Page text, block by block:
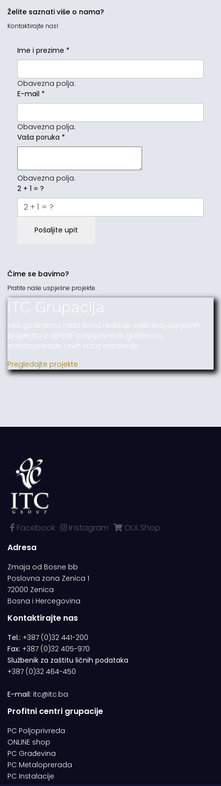
Želite saznati više o nama?
Kontaktirajte nas!
Ime i prezime *
Obavezna polja.
E-mail *
Obavezna polja.
Vaša poruka *
Obavezna polja.
2 + 1 = ?
Pošaljite upit
Čime se bavimo?
Pratite naše uspješne projekte.
ITC Grupacija
Već godinama naša firma realizuje veliki broj uspješnih
projekata iz oblasti poljoprivrede, građevine,
metaloprerade i svih vrsta instalacija.
Pregledajte projekte
Facebook Instagram
OLX Shop
Adresa
Zmaja od Bosne bb
Poslovna zona Zenica 1
72000 Zenica
Bosna i Hercegovina
Kontaktirajte nas
Tel.: +387 (0)32 441-200
Fax: +387 (0)32 405-970
Službenik za zaštitu ličnih podataka
+387 (0)32 464-450
E-mail: itc@itc.ba
Profitni centri grupacije
PC Poljoprivreda
ONLINE shop
PC Građevina
PC Metaloprerada
PC Instalacije